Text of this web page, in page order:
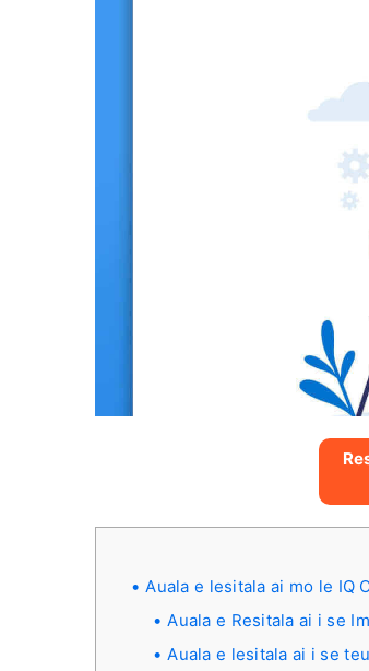
Auala e lesitala ai mo le IQ
Auala e Resitala ai i se
Auala e lesitala ai i se